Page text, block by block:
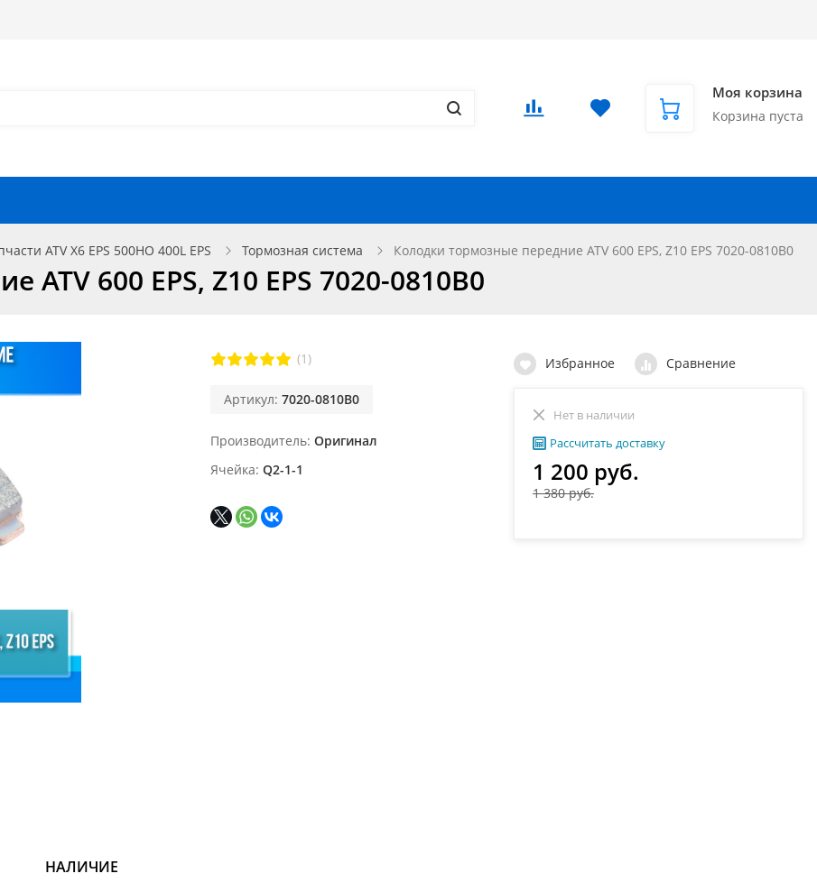
Моя корзина
Корзина пуста
ATV X6 EPS 500HO 400L EPS Тормозная система Колодки тормозные передние ATV 600 EPS, Z10 EPS 7020-0810B0
600 EPS, Z10 EPS 7020-0810B0
(1)
Артикул: 7020-0810B0
Производитель Оригинал
Ячейка Q2-1-1
Избранное Сравнение
Нет в наличии
Рассчитать доставку
1 200 руб.
1 380 руб.
НАЛИЧИЕ